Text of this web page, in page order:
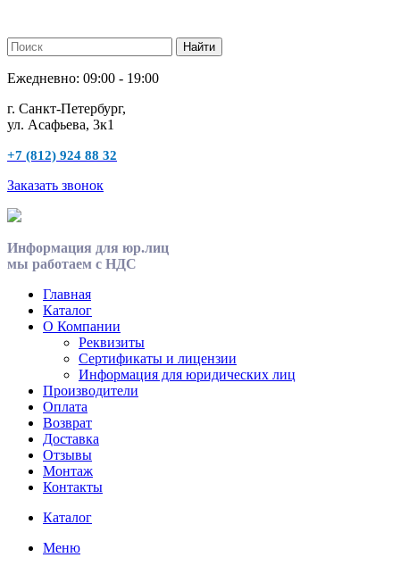
Ежедневно: 09:00 - 19:00
г. Санкт-Петербург,
ул. Асафьева, 3к1
+7 (812) 924 88 32
Заказать звонок
Информация для юр.лиц
мы работаем с НДС
Главная
Каталог
О Компании
Реквизиты
Сертификаты и лицензии
Информация для юридических лиц
Производители
Оплата
Возврат
Доставка
Отзывы
Монтаж
Контакты
Каталог
Меню